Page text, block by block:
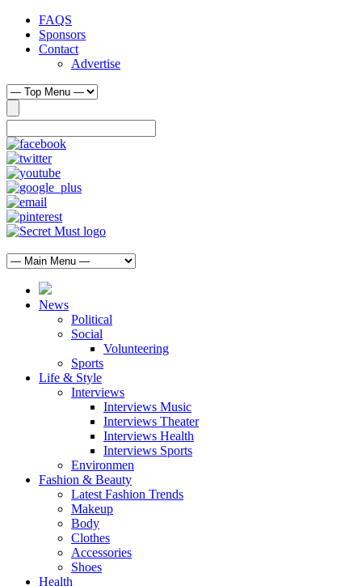
FAQS
Sponsors
Contact
Advertise
News
Political
Social
Volunteering
Sports
Life & Style
Interviews
Interviews Music
Interviews Theater
Interviews Health
Interviews Sports
Environmen
Fashion & Beauty
Latest Fashion Trends
Makeup
Body
Clothes
Accessories
Shoes
Health